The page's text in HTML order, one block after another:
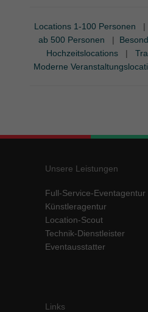
Locations 1-100 Personen |
ab 500 Personen |
Hochzeitslocations |
Moderne
Unsere Leistungen
Full-Service-Eventagentur
Künstleragentur
Location-Scout
Technik-Dienstleister
Eventausstatter
Links